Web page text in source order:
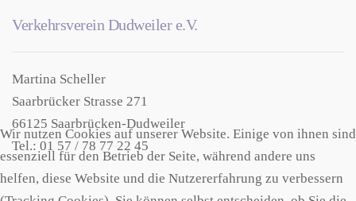
Verkehrsverein Dudweiler e.V.
Martina Scheller
Saarbrücker Strasse 271
66125 Saarbrücken-Dudweiler
Tel.: 01 57 / 78 77 22 45
Wir nutzen Cookies auf unserer Website. Einige von ihnen sind
essenziell für den Betrieb der Seite, während andere uns
helfen, diese Website und die Nutzererfahrung zu verbessern